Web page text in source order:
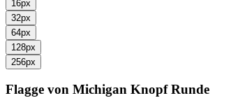
16px
32px
64px
128px
256px
Flagge von Michigan Knopf Runde